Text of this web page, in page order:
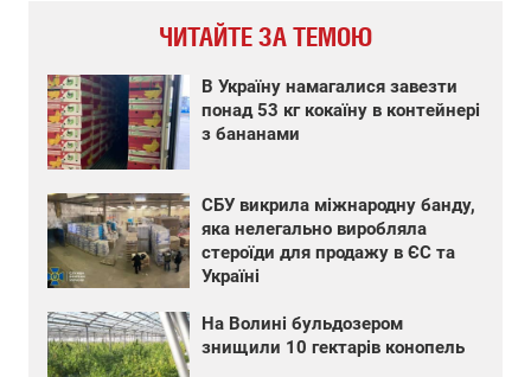
ЧИТАЙТЕ ЗА ТЕМОЮ
В Україну намагалися завезти
понад 53 кг кокаїну в контейнері
з бананами
СБУ викрила міжнародну банду,
яка нелегально виробляла
стероїди для продажу в ЄС та
Україні
На Волині бульдозером
знищили 10 гектарів конопель